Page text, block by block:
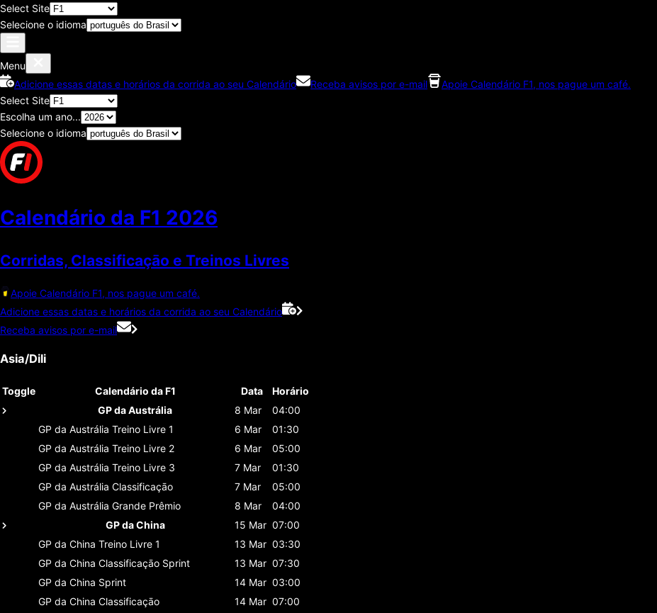
Select Site
Selecione o idioma
Menu
Adicione essas datas e horários da corrida ao seu Calendário
Receba avisos por e-mail
Apoie Calendário F1, nos pague um café.
Select Site
Escolha um ano...
Selecione o idioma
Calendário da F1 2026
Corridas, Classificaçāo e Treinos Livres
Apoie Calendário F1, nos pague um café.
Adicione essas datas e horários da corrida ao seu Calendário
Receba avisos por e-mail
Asia/Dili
Toggle Calendário da F1 Data
Horário
GP da Austrália
8 Mar
04:00
GP da Austrália Treino Livre 1 6 Mar
01:30
GP da Austrália Treino Livre 2 6 Mar
05:00
GP da Austrália Treino Livre 3 7 Mar
01:30
GP da Austrália Classificaçāo 7 Mar
05:00
GP da Austrália Grande Prêmio 8 Mar
04:00
GP da China
15 Mar 07:00
GP da China Treino Livre 1 13 Mar 03:30
GP da China Classificaçāo Sprint 13 Mar 07:30
GP da China Sprint 14 Mar 03:00
GP da China Classificaçāo 14 Mar 07:00